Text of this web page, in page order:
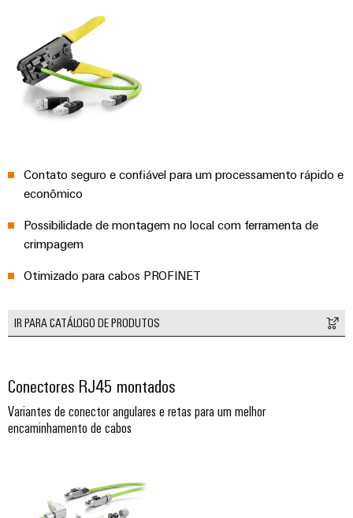
indústria
de
tratamento
de
água
e
Réguas
de
terminais
montadas
Caixas
equipadas
Conjuntos
de
cabos
inovações de
Contato seguro e confiável para um processamento rápido e
econômico
Possibilidade de montagem no local com ferramenta de
crimpagem
Otimizado para cabos PROFINET
IR PARA CATÁLOGO DE PRODUTOS
Conectores RJ45 montados
Variantes de conector angulares e retas para um melhor
encaminhamento de cabos